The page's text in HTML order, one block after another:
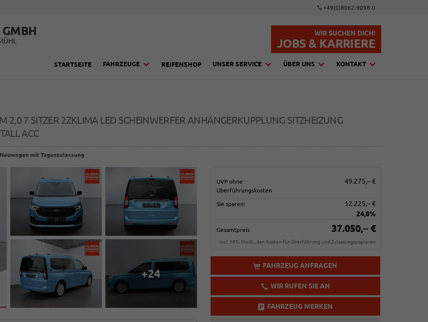
+49(0)8062-9098-0
WIR SUCHEN DICH!
JOBS & KARRIERE
STARTSEITE FAHRZEUGE REIFENSHOP UNSER SERVICE ÜBER UNS KONTAKT
2,0 7 SITZER 2ZKLIMA LED SCHEINWERFER ANHÄNGERKUPPLUNG SITZHEIZUNG
ACC
Neuwagen mit Tageszulassung
UVP ohne
Überführungskosten
49.275,– €
Sie sparen:
12.225,– €
24,8%
Gesamtpreis 37.050,– €
incl. 19% MwSt., den Kosten für Überführung und Zulassungspapieren
FAHRZEUG ANFRAGEN
WIR RUFEN SIE AN
FAHRZEUG MERKEN
+24